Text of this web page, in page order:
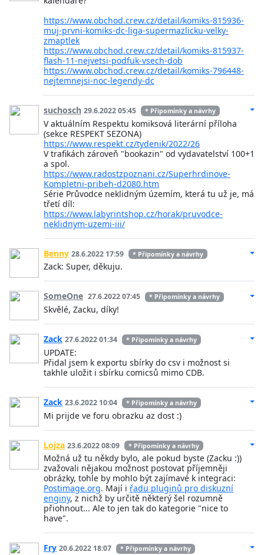
https://www.obchod.crew.cz/detail/komiks-815936-
muj-prvni-komiks-dc-liga-supermazlicku-velky-
zmaptlek
https://www.obchod.crew.cz/detail/komiks-815937-
flash-11-nejvetsi-podfuk-vsech-dob
https://www.obchod.crew.cz/detail/komiks-796448-
nejtemnejsi-noc-legendy-dc
suchosch 29.6.2022 05:45 * Připomínky a návrhy
V aktuálním Respektu komiksová literární příloha
(sekce RESPEKT SEZONA)
https://www.respekt.cz/tydenik/2022/26
V trafikách zároveň "bookazin" od vydavatelství 100+1
a spol.
https://www.radostzpoznani.cz/Superhrdinove-
Kompletni-pribeh-d2080.htm
Série Průvodce neklidným územím, která tu už je, má
třetí díl:
https://www.labyrintshop.cz/horak/pruvodce-
neklidnym-uzemi-iii/
Benny 28.6.2022 17:59 * Připomínky a návrhy
Zack: Super, děkuju.
SomeOne 27.6.2022 07:45 * Připomínky a návrhy
Skvělé, Zacku, díky!
Zack 27.6.2022 01:34 * Připomínky a návrhy
UPDATE:
Přidal jsem k exportu sbírky do csv i možnost si
takhle uložit i sbírku comicsů mimo CDB.
Zack 23.6.2022 10:04 * Připomínky a návrhy
Mi prijde ve foru obrazku az dost :)
Lojza 23.6.2022 08:09 * Připomínky a návrhy
Možná už tu někdy bylo, ale pokud byste (Zacku :))
zvažovali nějakou možnost postovat příjemněji
obrázky, tohle by mohlo být zajímavé k integraci:
Postimage.org. Mají i řadu pluginů pro diskuzní
enginy, z nichž by určitě některý šel rozumně
přiohnout... Ale to jen tak do kategorie "nice to
have".
Fry 20.6.2022 18:07 * Připomínky a návrhy